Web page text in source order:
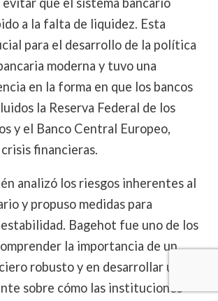
a la falta de liquidez. Esta
para el desarrollo de la política
moderna y tuvo una
en la forma en que los bancos
la Reserva Federal de los
y el Banco Central Europeo,
financieras.
analizó los riesgos inherentes al
y propuso medidas para
Bagehot fue uno de los
la importancia de un
robusto y en desarrollar una
sobre cómo las instituciones